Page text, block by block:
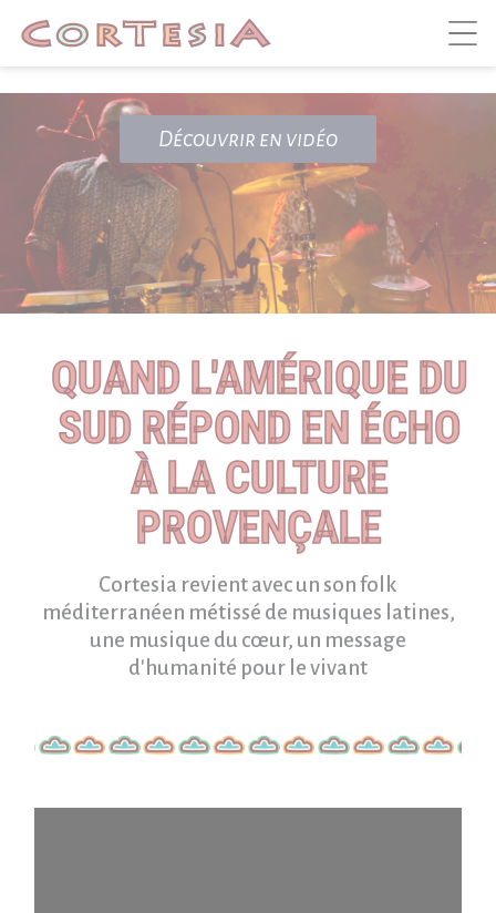
Découvrir en vidéo
QUAND L'AMÉRIQUE DU
SUD RÉPOND EN ÉCHO
À LA CULTURE
PROVENÇALE
Cortesia revient avec un son folk
méditerranéen métissé de musiques latines,
une musique du cœur, un message
d'humanité pour le vivant